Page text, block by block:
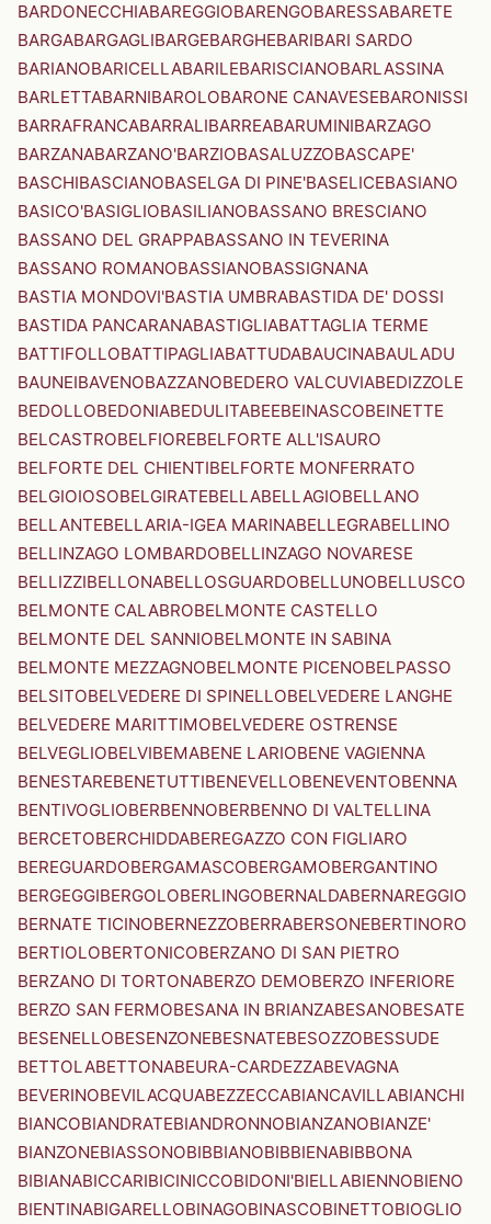
BARDONECCHIABAREGGIOBARENGOBARESSABARETE
BARGABARGAGLIBARGEBARGHEBARIBARI SARDO
BARIANOBARICELLABARILEBARISCIANOBARLASSINA
BARLETTABARNIBAROLOBARONE CANAVESEBARONISSI
BARRAFRANCABARRALIBARREABARUMINIBARZAGO
BARZANABARZANO'BARZIOBASALUZZOBASCAPE'
BASCHIBASCIANOBASELGA DI PINE'BASELICEBASIANO
BASICO'BASIGLIOBASILIANOBASSANO BRESCIANO
BASSANO DEL GRAPPABASSANO IN TEVERINA
BASSANO ROMANOBASSIANOBASSIGNANA
BASTIA MONDOVI'BASTIA UMBRABASTIDA DE' DOSSI
BASTIDA PANCARANABASTIGLIABATTAGLIA TERME
BATTIFOLLOBATTIPAGLIABATTUDABAUCINABAULADU
BAUNEIBAVENOBAZZANOBEDERO VALCUVIABEDIZZOLE
BEDOLLOBEDONIABEDULITABEEBEINASCOBEINETTE
BELCASTROBELFIOREBELFORTE ALL'ISAURO
BELFORTE DEL CHIENTIBELFORTE MONFERRATO
BELGIOIOSOBELGIRATEBELLABELLAGIOBELLANO
BELLANTEBELLARIA-IGEA MARINABELLEGRABELLINO
BELLINZAGO LOMBARDOBELLINZAGO NOVARESE
BELLIZZIBELLONABELLOSGUARDOBELLUNOBELLUSCO
BELMONTE CALABROBELMONTE CASTELLO
BELMONTE DEL SANNIOBELMONTE IN SABINA
BELMONTE MEZZAGNOBELMONTE PICENOBELPASSO
BELSITOBELVEDERE DI SPINELLOBELVEDERE LANGHE
BELVEDERE MARITTIMOBELVEDERE OSTRENSE
BELVEGLIOBELVIBEMABENE LARIOBENE VAGIENNA
BENESTAREBENETUTTIBENEVELLOBENEVENTOBENNA
BENTIVOGLIOBERBENNOBERBENNO DI VALTELLINA
BERCETOBERCHIDDABEREGAZZO CON FIGLIARO
BEREGUARDOBERGAMASCOBERGAMOBERGANTINO
BERGEGGIBERGOLOBERLINGOBERNALDABERNAREGGIO
BERNATE TICINOBERNEZZOBERRABERSONEBERTINORO
BERTIOLOBERTONICOBERZANO DI SAN PIETRO
BERZANO DI TORTONABERZO DEMOBERZO INFERIORE
BERZO SAN FERMOBESANA IN BRIANZABESANOBESATE
BESENELLOBESENZONEBESNATEBESOZZOBESSUDE
BETTOLABETTONABEURA-CARDEZZABEVAGNA
BEVERINOBEVILACQUABEZZECCABIANCAVILLABIANCHI
BIANCOBIANDRATEBIANDRONNOBIANZANOBIANZE'
BIANZONEBIASSONOBIBBIANOBIBBIENABIBBONA
BIBIANABICCARIBICINICCOBIDONI'BIELLABIENNOBIENO
BIENTINABIGARELLOBINAGOBINASCOBINETTOBIOGLIO